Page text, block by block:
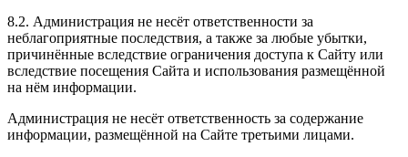
8.2. Администрация не несёт ответственности за
неблагоприятные последствия, а также за любые убытки,
причинённые вследствие ограничения доступа к Сайту или
вследствие посещения Сайта и использования размещённой
на нём информации.
Администрация не несёт ответственность за содержание
информации, размещённой на Сайте третьими лицами.